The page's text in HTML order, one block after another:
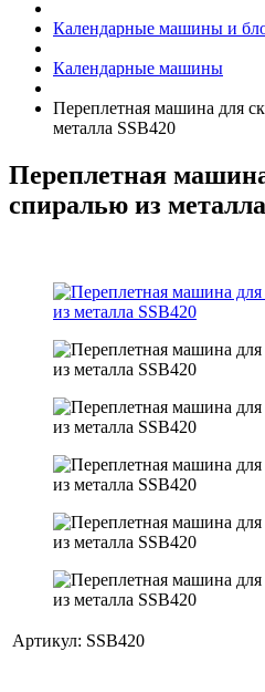
Календарные машины и
Календарные машины
Переплетная машина для
металла SSB420
Переплетная
спиралью из
Артикул: SSB420